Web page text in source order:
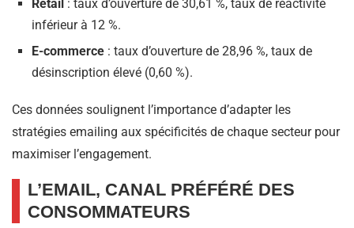
Retail : taux d’ouverture de 30,61 %, taux de réactivité
inférieur à 12 %.
E-commerce : taux d’ouverture de 28,96 %, taux de
désinscription élevé (0,60 %). ​
Ces données soulignent l’importance d’adapter les
stratégies emailing aux spécificités de chaque secteur pour
maximiser l’engagement.​
L’EMAIL, CANAL PRÉFÉRÉ DES
CONSOMMATEURS